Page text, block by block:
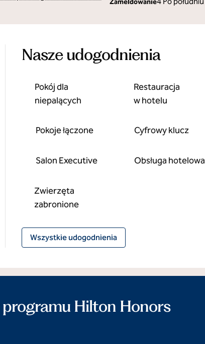
Nasze udogodnienia
Pokój dla
niepalących
Restauracja
w hotelu
Pokoje łączone Cyfrowy klucz
Salon Executive Obsługa hotelowa
Zwierzęta
zabronione
Wszystkie udogodnienia
Hilton Honors